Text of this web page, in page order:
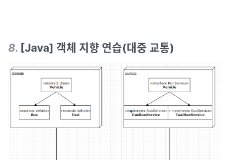
8. [Java] 객체 지향 연습(대중 교통)